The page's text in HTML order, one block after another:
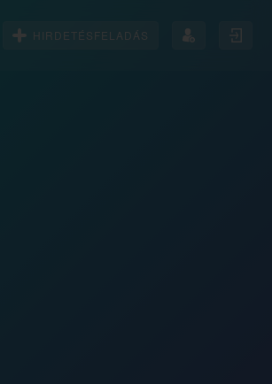
HIRDETÉSFELADÁS